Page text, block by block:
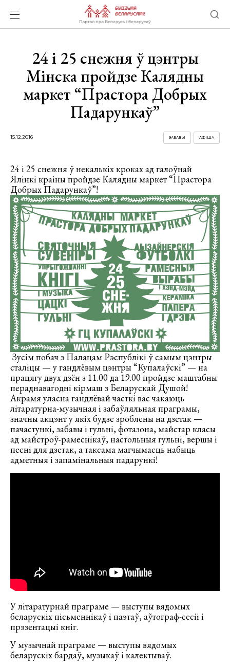
24 і 25 снежня ў цэнтры
Мінска пройдзе Калядны
маркет “Прастора Добрых
Падарункаў”
15.12.2016 АФІША
ЗАБАВЫ
24 і 25 снежня ў некалькіх кроках ад галоўнай
Ялінкі краіны пройдзе Калядны маркет “Прастора
Добрых Падарункаў”!
Зусім побач з Палацам Рэспублікі ў самым цэнтры
сталіцы — у гандлёвым цэнтры “Купалаўскі” — на
працягу двух дзён з 11.00 да 19.00 пройдзе маштабны
пераднавагодні кірмаш з Беларускай Душой!
Акрамя уласна гандлёвай часткі вас чакаюць
літаратурна-музычная і забаўляльная праграмы,
значны акцэнт у якіх будзе зроблены на дзетак —
пачастункі, забавы і гульні, фотазона, майстар класы
ад майстроў-рамеснікаў, настольныя гульні, вершы і
песні для дзетак, а таксама магчымасць набыць
адметныя і запамінальныя падарункі!
У літаратурнай праграме — выступы вядомых
беларускіх пісьменнікаў і паэтаў, аўтограф-сесіі і
прэзентацыі кніг.
У музычнай праграме — выступы вядомых
беларускіх бардаў, музыкаў і калектываў.